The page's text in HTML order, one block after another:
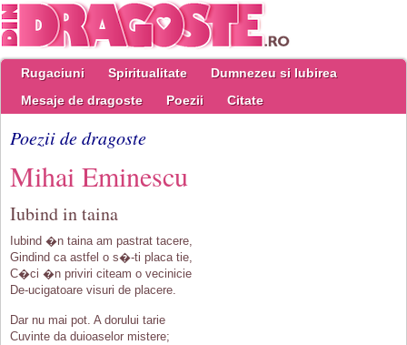
Rugaciuni Spiritualitate
Dumnezeu si Iubirea
Mesaje de dragoste
Poezii Citate
Poezii de dragoste
Mihai Eminescu
Iubind in taina
Iubind �n taina am pastrat tacere,
Gindind ca astfel o s�-ti placa tie,
C�ci �n priviri citeam o vecinicie
De-ucigatoare visuri de placere.
Dar nu mai pot. A dorului tarie
Cuvinte da duioaselor mistere;